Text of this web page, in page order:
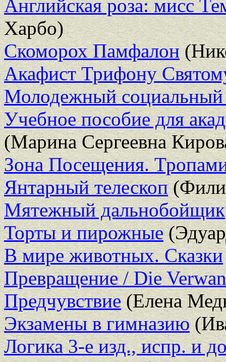
Английская роза: мисс
Харбо)
Скоморох Памфалон
Акафист Трифону
Молодежный социальный
Учебное пособие для
(Марина Сергеевна
Зона Посещения.
Янтарный телескоп
Мятежный дальнобойщик
Торты и пирожные
В мире животных. Сказки
Превращение / Die
Предчувствие(Елена
Экзамены в гимназию
Логика 3-е изд., испр. и